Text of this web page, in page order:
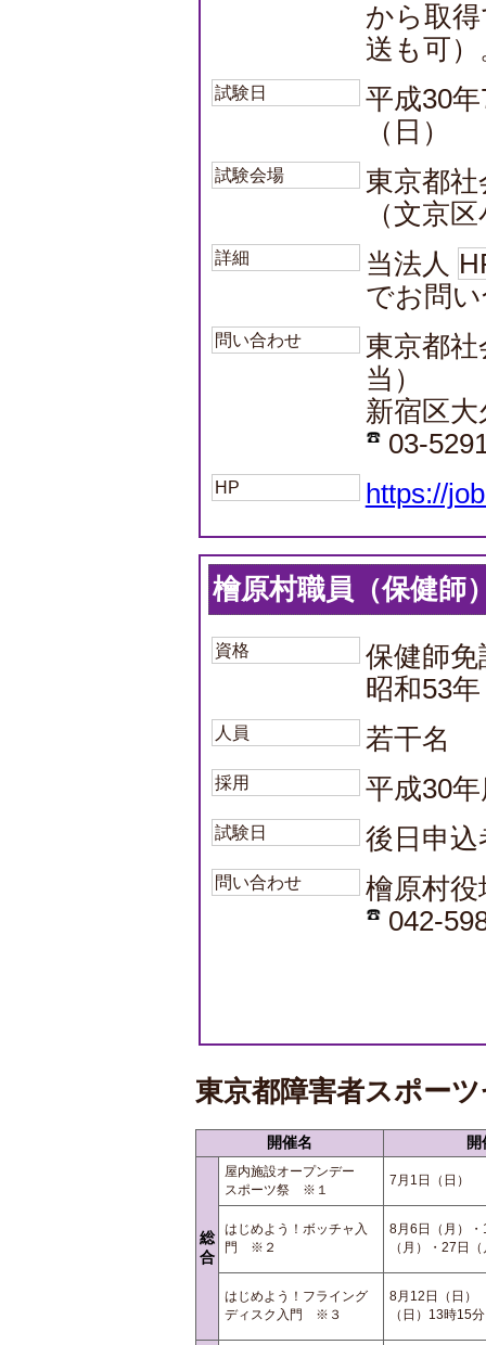
から取
送も可）
試験日
平成30
（日）
試験会場
東京都
（文京
詳細 当法人
でお問
問い合わせ
東京都
当）
新宿区大
03-
HP https://
檜原村職員（保健師
資格
保健師
昭和53
人員 若干名
採用 平成30
試験日 後日申
問い合わせ
檜原村
042-
東京都障害者スポー
開催名 開
総
合
屋内施設オープンデー
スポーツ祭 ※１
7月1日（日）
はじめよう！ボッチャ入
門 ※２
8月6日（月）
（月）・27日
はじめよう！フライング
ディスク入門 ※３
8月12日（日
（日）13時15